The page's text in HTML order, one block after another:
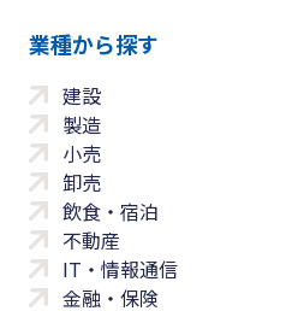
業種から探す
建設
製造
小売
卸売
飲食・宿泊
不動産
IT・情報通信
金融・保険